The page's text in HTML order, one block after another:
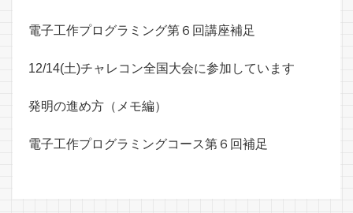
電子工作プログラミング第６回講座補足
12/14(土)チャレコン全国大会に参加しています
発明の進め方（メモ編）
電子工作プログラミングコース第６回補足